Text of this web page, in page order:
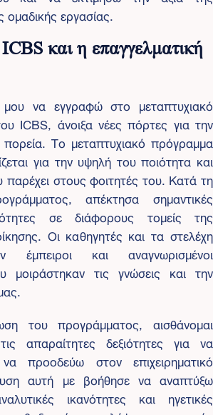
ομαδικής εργασίας.
και η επαγγελματική
να εγγραφώ στο μεταπτυχιακό
ICBS, άνοιξα νέες πόρτες για την
πορεία. Το μεταπτυχιακό πρόγραμμα
για την υψηλή του ποιότητα και
παρέχει στους φοιτητές του. Κατά τη
απέκτησα σημαντικές
σε διάφορους τομείς της
Οι καθηγητές και τα στελέχη
και αναγνωρισμένοι
μοιράστηκαν τις γνώσεις και την
του προγράμματος, αισθάνομαι
απαραίτητες δεξιότητες για να
προοδεύω στον επιχειρηματικό
αυτή με βοήθησε να αναπτύξω
ικανότητες και ηγετικές